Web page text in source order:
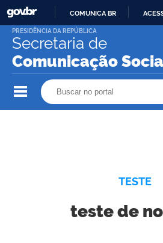
COMUNICA BR
Secretaria de
Comunicação
PRESIDÊNCIA DA REPÚBLICA
TESTE
teste de